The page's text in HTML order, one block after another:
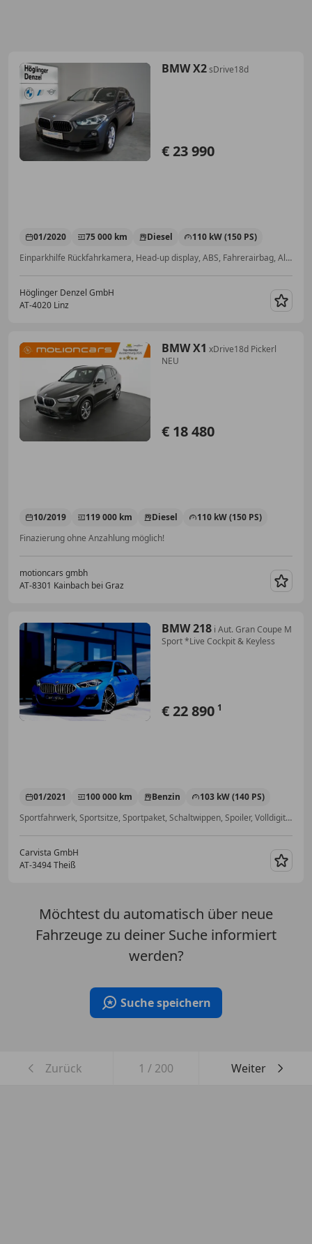
BMW X2sDrive18d
€ 23 990
01/2020 75 000 km Diesel
110 kW (150 PS)
Einparkhilfe Rückfahrkamera, Head-up display, ABS, Fahrerairbag, Alufelgen, Seitenairbag, Volldigitales Kombiinstrument, LED-Scheinwerfer
Höglinger Denzel GmbH
AT-4020 Linz
BMW X1 xDrive18d Pickerl
NEU
€ 18 480
10/2019 119 000 km Diesel
110 kW (150 PS)
Finazierung ohne Anzahlung möglich!
motioncars gmbh
AT-8301 Kainbach bei Graz
BMW 218 i Aut. Gran Coupe M
Sport *Live Cockpit & Keyless
€ 22 890 1
01/2021 100 000 km Benzin
103 kW (140 PS)
Sportfahrwerk, Sportsitze, Sportpaket, Schaltwippen, Spoiler, Volldigitales Kombiinstrument, Sitzheizung, Geschwindigkeits-begrenzungsanlage
Carvista GmbH
AT-3494 Theiß
Möchtest du automatisch über neue
Fahrzeuge zu deiner Suche informiert
werden?
Suche speichern
Zurück 1 / 200 Weiter